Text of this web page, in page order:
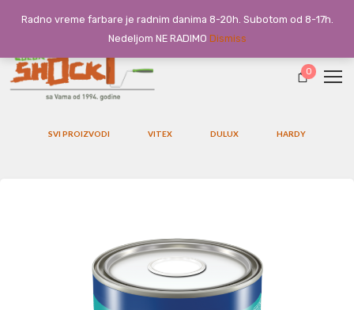
0
SVI PROIZVODI VITEX DULUX HARDY
Radno vreme farbare je radnim danima 8-20h. Subotom od 8-17h.
Nedeljom NE RADIMO Dismiss